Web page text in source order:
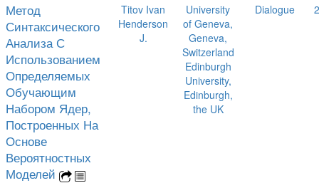
Метод
Синтаксического
Анализа С
Использованием
Определяемых
Обучающим
Набором Ядер,
Построенных На
Основе
Вероятностных
Моделей
Titov Ivan
Henderson
J.
University
of Geneva,
Geneva,
Switzerland
Edinburgh
University,
Edinburgh,
the UK
Dialogue